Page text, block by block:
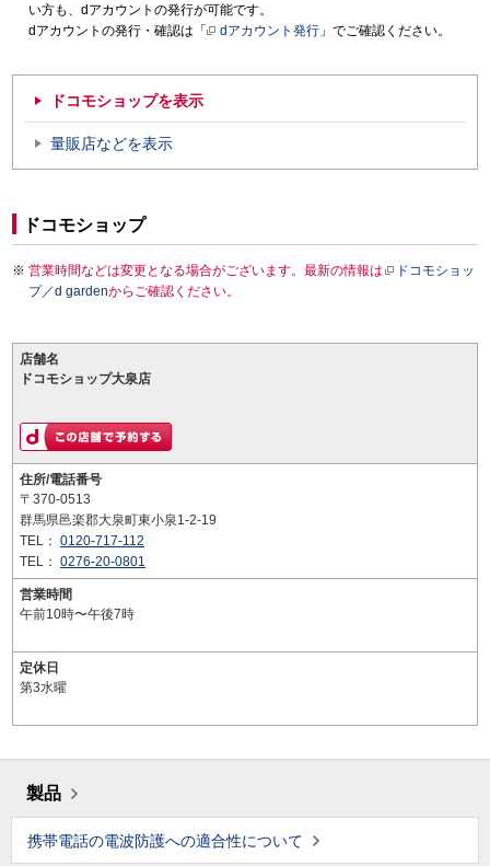
い方も、dアカウントの発行が可能です。
dアカウントの発行・確認は「
dアカウント発行 」でご確認ください。
ドコモショップを表示
量販店などを表示
ドコモショップ
営業時間などは変更となる場合がございます。最新の情報は
ドコモショッ
プ／d gardenからご確認ください。
店舗名
ドコモショップ大泉店
住所/電話番号
〒370-0513
群馬県邑楽郡大泉町東小泉1-2-19
TEL： 0120-717-112
TEL： 0276-20-0801
営業時間
午前10時〜午後7時
定休日
第3水曜
製品
携帯電話の電波防護への適合性について